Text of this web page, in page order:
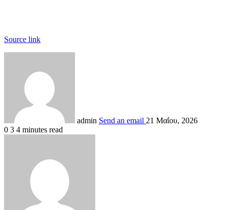
Source link
admin Send an email 21 Μαΐου, 2026
0 3 4 minutes read